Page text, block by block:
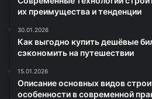
их преимущества и тенденции
30.01.2026
Как выгодно купить дешёвые
сэкономить на путешествии
15.01.2026
Описание основных видов
особенности в современной